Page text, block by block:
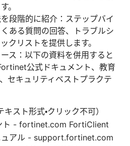
。
段階的に紹介：ステップバイ
ある質問の回答、トラブルシ
クリストを提供します。
ス：以下の資料を併用すると
公式ドキュメント、教育
セキュリティベストプラクテ
スト形式・クリック不可）
ト - fortinet.com FortiClient
ュアル - support.fortinet.com